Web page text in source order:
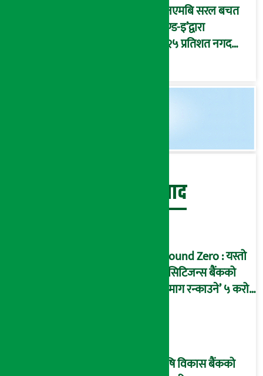
‘एनएमबि सरल बचत
फण्ड-इ’द्वारा
५.२५ प्रतिशत नगद
बेथिति मुर्दाबाद
Ground Zero : यस्तो
छ सिटिजन्स बैंकको
‘दिमाग रन्काउने’ ५ करोड
कृषि विकास बैंकको